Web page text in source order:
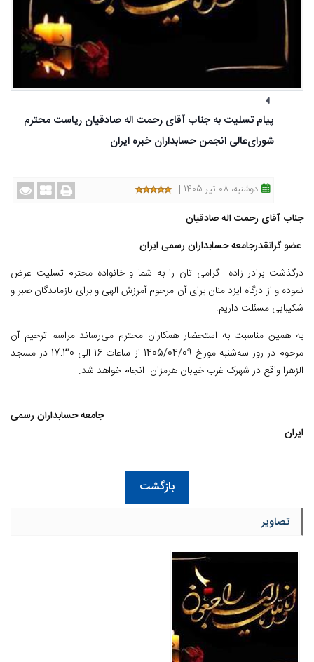
پیام تسلیت به جناب آقای رحمت اله صادقیان ریاست محترم
شورای‌عالی انجمن حسابداران خبره ایران
دوشنبه، 08 تیر 1405 |
جناب آقای رحمت اله صادقیان
عضو گرانقدرجامعه حسابداران رسمی ایران
درگذشت برادر زاده گرامی تان را به شما و خانواده محترم تسلیت عرض
نموده و از درگاه ایزد منان برای آن مرحوم آمرزش الهی و برای بازماندگان صبر و
شکیبایی مسئلت داریم.
به همین مناسبت به استحضار همکاران محترم می‌رساند مراسم ترحیم آن
مرحوم در روز سه‌شنبه مورخ 1405/04/09 از ساعات 16 الی 17:30 در مسجد
الزهرا واقع در شهرک غرب خیابان هرمزان انجام خواهد شد.
جامعه حسابداران رسمی
ایران
بازگشت
تصاویر